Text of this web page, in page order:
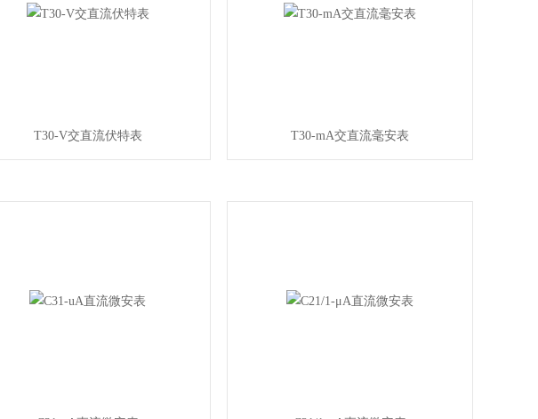
T30-V交直流伏特表 T30-mA交直流毫安表